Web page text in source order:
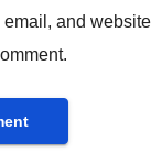
email, and